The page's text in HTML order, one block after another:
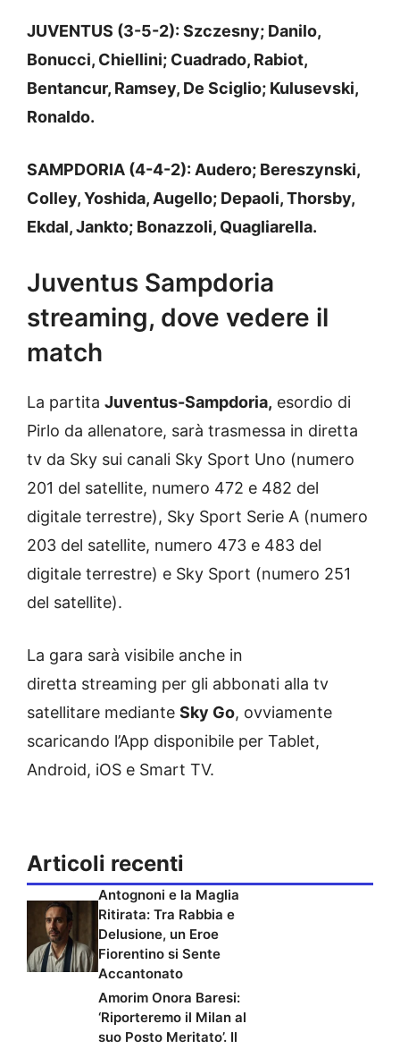
JUVENTUS (3-5-2): Szczesny; Danilo,
Bonucci, Chiellini; Cuadrado, Rabiot,
Bentancur, Ramsey, De Sciglio; Kulusevski,
Ronaldo.
SAMPDORIA (4-4-2): Audero; Bereszynski,
Colley, Yoshida, Augello; Depaoli, Thorsby,
Ekdal, Jankto; Bonazzoli, Quagliarella.
Juventus Sampdoria
streaming, dove vedere il
match
La partita Juventus-Sampdoria, esordio di
Pirlo da allenatore, sarà trasmessa in diretta
tv da Sky sui canali Sky Sport Uno (numero
201 del satellite, numero 472 e 482 del
digitale terrestre), Sky Sport Serie A (numero
203 del satellite, numero 473 e 483 del
digitale terrestre) e Sky Sport (numero 251
del satellite).
La gara sarà visibile anche in
diretta streaming per gli abbonati alla tv
satellitare mediante Sky Go, ovviamente
scaricando l’App disponibile per Tablet,
Android, iOS e Smart TV.
Articoli recenti
Antognoni e la Maglia
Ritirata: Tra Rabbia e
Delusione, un Eroe
Fiorentino si Sente
Accantonato
Amorim Onora Baresi:
‘Riporteremo il Milan al
suo Posto Meritato’. Il